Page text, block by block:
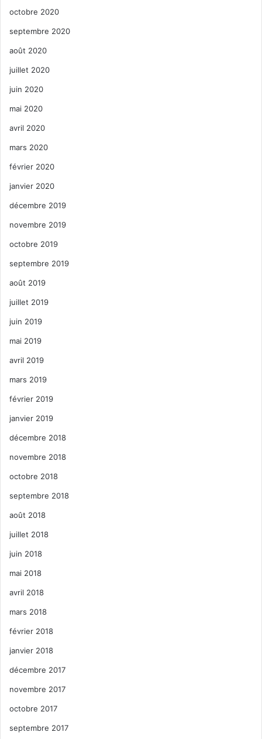
octobre 2020
septembre 2020
août 2020
juillet 2020
juin 2020
mai 2020
avril 2020
mars 2020
février 2020
janvier 2020
décembre 2019
novembre 2019
octobre 2019
septembre 2019
août 2019
juillet 2019
juin 2019
mai 2019
avril 2019
mars 2019
février 2019
janvier 2019
décembre 2018
novembre 2018
octobre 2018
septembre 2018
août 2018
juillet 2018
juin 2018
mai 2018
avril 2018
mars 2018
février 2018
janvier 2018
décembre 2017
novembre 2017
octobre 2017
septembre 2017